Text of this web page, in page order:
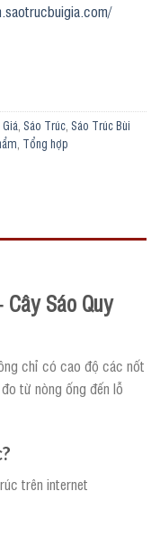
Sáo Trúc Sáo Trúc Bùi
Tổng hợp
Sáo Quy
chỉ có cao độ các nốt
từ nòng ống đến lỗ
trên internet